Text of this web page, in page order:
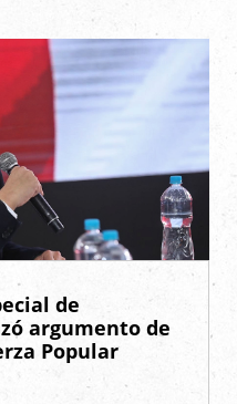
de
argumento de
Popular